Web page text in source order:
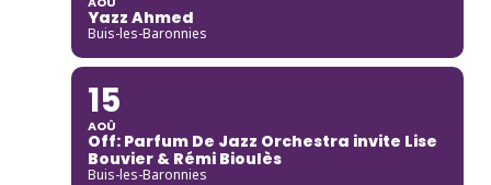
Yazz Ahmed
Buis-les-Baronnies
15
AOÛ
Off: Parfum De Jazz Orchestra invite Lise
Bouvier & Rémi Bioulès
Buis-les-Baronnies